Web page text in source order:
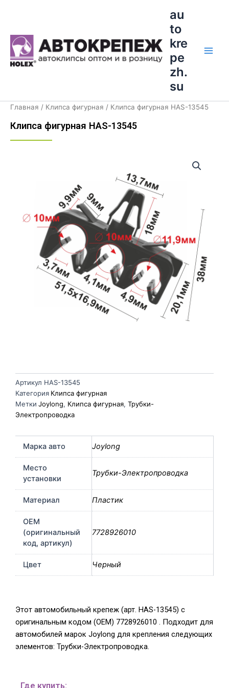
au
to
kre
pe
zh.
su
Главная / Клипса фигурная / Клипса фигурная HAS-13545
Клипса фигурная HAS-13545
Артикул HAS-13545
Категория Клипса фигурная
Метки Joylong, Клипса фигурная, Трубки-
Электропроводка
Марка авто Joylong
Место
установки
Трубки-Электропроводка
Материал Пластик
OEM
(оригинальный
код, артикул)
7728926010
Цвет Черный
Этот автомобильный крепеж (арт. HAS-13545) с
оригинальным кодом (OEM) 7728926010 . Подходит для
автомобилей марок Joylong для крепления следующих
элементов: Трубки-Электропроводка.
Где купить: